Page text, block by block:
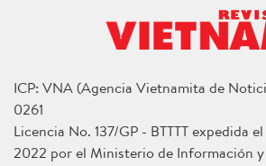
ICP: VNA (Agencia Vietnamita de
0261
Licencia No. 137/GP - BTTTT expedida
2022 por el Ministerio de Información